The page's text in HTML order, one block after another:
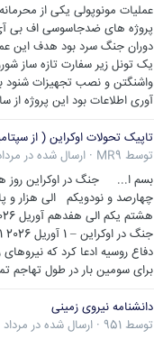
عملیات مونوپولی یکی از
پروژه های ضدجاسوسی اف بی
دوران جنگ سرد بود هدف این
یک تونل زیر سفارت تازه ساز
واشنگتن و نصب تجهیزات شنود
آوری اطلاعات بود این پروژه از سال
تاپیک تحولات اوکراین ( از سپتامبر
توسط MR9
· ارسال شده در
بسم ا... جنگ در اوکراین روز
چهارصد و نودویکم الی هزار و
دفاع روسیه ادعا کرد که
برای سومین بار در طول تهاجم
دانشنامه نیروی زمینی
توسط 951
· ارسال شده در مرداد 5